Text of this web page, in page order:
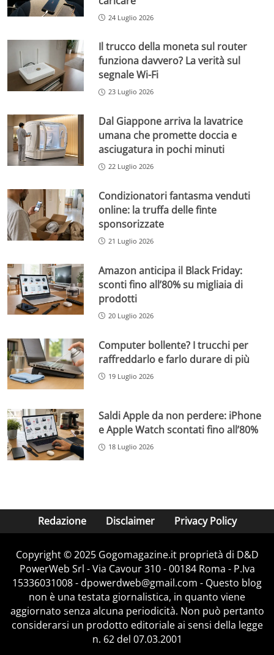
24 Luglio 2026
Il trucco della moneta sul router
funziona davvero? La verità sul
segnale Wi-Fi
23 Luglio 2026
Dal Giappone arriva la lavatrice
umana che promette doccia e
asciugatura in pochi minuti
22 Luglio 2026
Condizionatori fantasma venduti
online: la truffa delle finte
sponsorizzate
21 Luglio 2026
Amazon anticipa il Black Friday:
sconti fino all’80% su migliaia di
prodotti
20 Luglio 2026
Computer bollente? I trucchi per
raffreddarlo e farlo durare di più
19 Luglio 2026
Saldi Apple da non perdere: iPhone
e Apple Watch scontati fino all’80%
18 Luglio 2026
Redazione Disclaimer Privacy Policy
Copyright © 2025 Gogomagazine.it proprietà di D&D
PowerWeb Srl - Via Cavour 310 - 00184 Roma - P.Iva
15336031008 - dpowerdweb@gmail.com - Questo blog
non è una testata giornalistica, in quanto viene
aggiornato senza alcuna periodicità. Non può pertanto
considerarsi un prodotto editoriale ai sensi della legge
n. 62 del 07.03.2001